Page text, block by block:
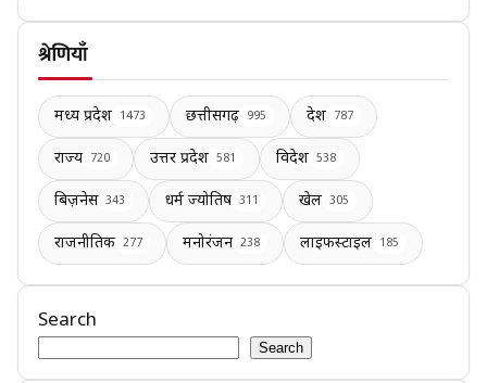
श्रेणियाँ
मध्य प्रदेश 1473 छत्तीसगढ़ 995 देश 787
राज्य 720 उत्तर प्रदेश 581 विदेश 538
बिज़नेस 343 धर्म ज्योतिष 311 खेल 305
राजनीतिक 277 मनोरंजन 238 लाइफस्टाइल 185
Search
Search